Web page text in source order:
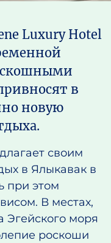
Luxury Hotel
в
новую
своим
в Ялыкавак в
при этом
В местах,
Эгейского моря
роскоши